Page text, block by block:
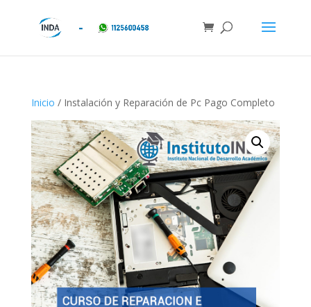
Inicio / Instalación y Reparación de Pc Pago Completo